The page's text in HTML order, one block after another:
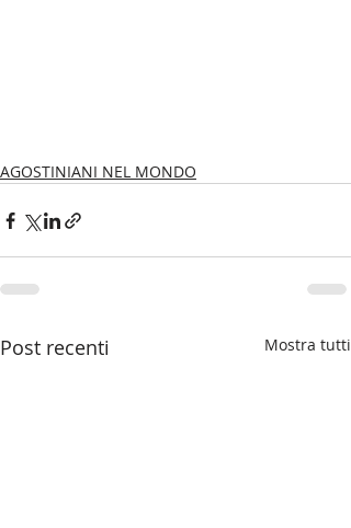
AGOSTINIANI NEL MONDO
Post recenti Mostra tutti